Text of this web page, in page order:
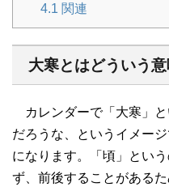
4.1 関連
大寒とはどういう
カレンダーで「大寒」
だろうな、というイメー
になります。「頃」とい
ず、前後することがあるた